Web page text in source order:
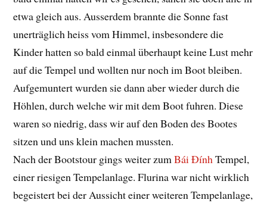
etwa gleich aus. Ausserdem brannte die Sonne fast
unerträglich heiss vom Himmel, insbesondere die
Kinder hatten so bald einmal überhaupt keine Lust mehr
auf die Tempel und wollten nur noch im Boot bleiben.
Aufgemuntert wurden sie dann aber wieder durch die
Höhlen, durch welche wir mit dem Boot fuhren. Diese
waren so niedrig, dass wir auf den Boden des Bootes
sitzen und uns klein machen mussten.
Nach der Bootstour gings weiter zumBái ĐínhTempel,
einer riesigen Tempelanlage. Flurina war nicht wirklich
begeistert bei der Aussicht einer weiteren Tempelanlage,